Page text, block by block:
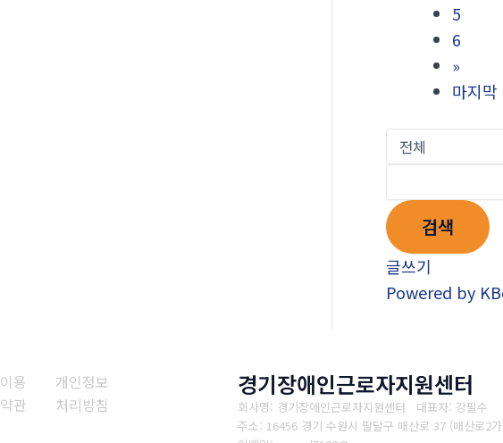
5
6
»
마지막
검색
글쓰기
Powered by
이용
약관
개인정보
처리방침
경기장애인근로자지원센터
회사명: 경기장애인근로자지원센터 대표자: 강필수
주소: 16456 경기 수원시 팔달구 매산로 37 (매산로2